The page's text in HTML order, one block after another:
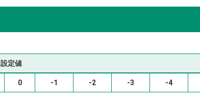
設定値
0 -1 -2 -3 -4